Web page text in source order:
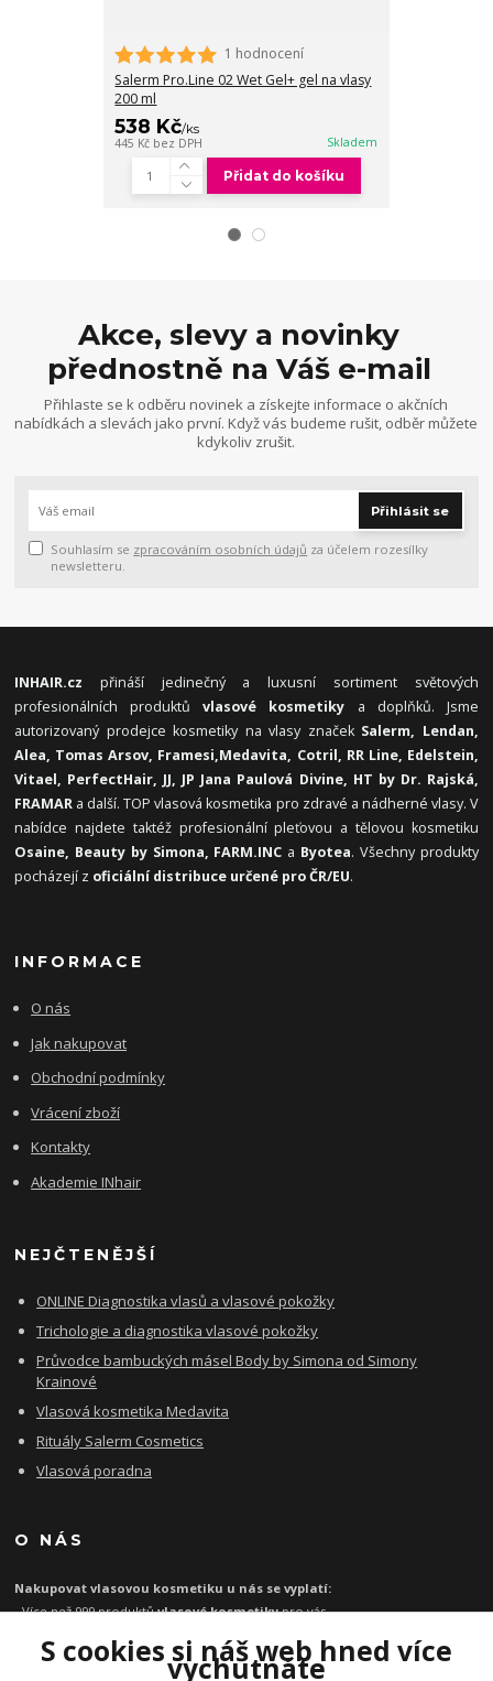
1 hodnocení
Salerm Pro.Line 02 Wet Gel+ gel na vlasy
200 ml
538 Kč/ks
445 Kč bez DPH Skladem
Přidat do košíku
Akce, slevy a novinky
přednostně na Váš e-mail
Přihlaste se k odběru novinek a získejte informace o akčních
nabídkách a slevách jako první. Když vás budeme rušit, odběr můžete
kdykoliv zrušit.
Přihlásit se
Souhlasím se zpracováním osobních údajů za účelem rozesílky
newsletteru.
INHAIR.cz přináší jedinečný a luxusní sortiment světových
profesionálních produktůvlasové kosmetiky a doplňků. Jsme
autorizovaný prodejce kosmetiky na vlasy značek Salerm, Lendan,
Alea, Tomas Arsov, Framesi,Medavita, Cotril, RR Line, Edelstein,
Vitael, PerfectHair, JJ, JP Jana Paulová Divine, HT by Dr. Rajská,
FRAMAR a další. TOP vlasová kosmetika pro zdravé a nádherné vlasy. V
nabídce najdete taktéž profesionální pleťovou a tělovou kosmetiku
Osaine, Beauty by Simona, FARM.INC a Byotea. Všechny produkty
pocházejí z oficiální distribuce určené pro ČR/EU.
INFORMACE
O nás
Jak nakupovat
Obchodní podmínky
Vrácení zboží
Kontakty
Akademie INhair
NEJČTENĚJŠÍ
ONLINE Diagnostika vlasů a vlasové pokožky
Trichologie a diagnostika vlasové pokožky
Průvodce bambuckých másel Body by Simona od Simony
Krainové
Vlasová kosmetika Medavita
Rituály Salerm Cosmetics
Vlasová poradna
O NÁS
Nakupovat vlasovou kosmetiku u nás se vyplatí:
- Více než 999 produktůvlasové kosmetikypro vás
- Garance originality profesionálnívlasové kosmetiky
S cookies si náš web hned více
vychutnáte